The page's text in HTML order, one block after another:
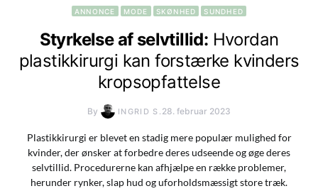
ANNONCE MODE SKØNHED SUNDHED
Styrkelse af selvtillid: Hvordan
plastikkirurgi kan forstærke kvinders
kropsopfattelse
By INGRID S. 28. februar 2023
Plastikkirurgi er blevet en stadig mere populær mulighed for
kvinder, der ønsker at forbedre deres udseende og øge deres
selvtillid. Procedurerne kan afhjælpe en række problemer,
herunder rynker, slap hud og uforholdsmæssigt store træk.